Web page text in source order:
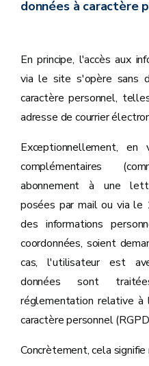
données à caractère
En principe, l'accès aux
via le site s'opère sans
caractère personnel,
adresse de courrier
Exceptionnellement,
complémentaires
abonnement à une
posées par mail ou via le
des informations
coordonnées, soient
cas, l'utilisateur est
données sont
réglementation relative
caractère personnel
Concrètement, cela